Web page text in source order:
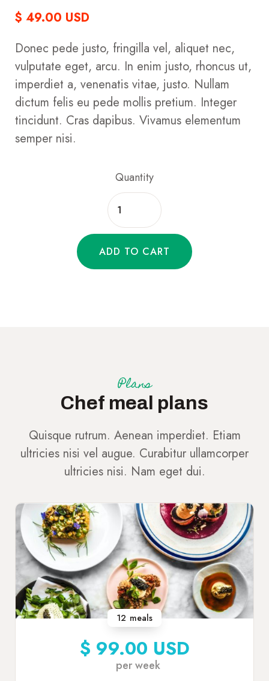
$ 49.00 USD
Donec pede justo, fringilla vel, aliquet nec,
vulputate eget, arcu. In enim justo, rhoncus ut,
imperdiet a, venenatis vitae, justo. Nullam
dictum felis eu pede mollis pretium. Integer
tincidunt. Cras dapibus. Vivamus elementum
semper nisi.
Quantity
Plans
Chef meal plans
Quisque rutrum. Aenean imperdiet. Etiam
ultricies nisi vel augue. Curabitur ullamcorper
ultricies nisi. Nam eget dui.
12 meals
$ 99.00 USD
per week